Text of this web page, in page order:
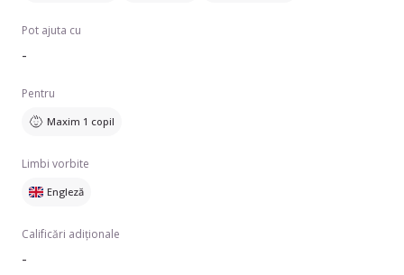
Pot ajuta cu
-
Pentru
Maxim 1 copil
Limbi vorbite
Engleză
Calificări adiționale
-